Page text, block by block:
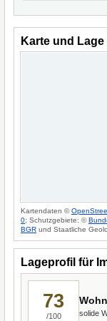
Karte und Lage
Kartendaten ©
0; Schutzgebiete: ©
BGR und Staatliche
Lageprofil für
73
/100 solide